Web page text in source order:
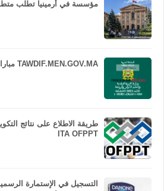
مؤسسة في أرمينيا تطلب
TAWDIF.MEN.GOV.MA مباراة التعليم 2026/2025
ITA OFPPT